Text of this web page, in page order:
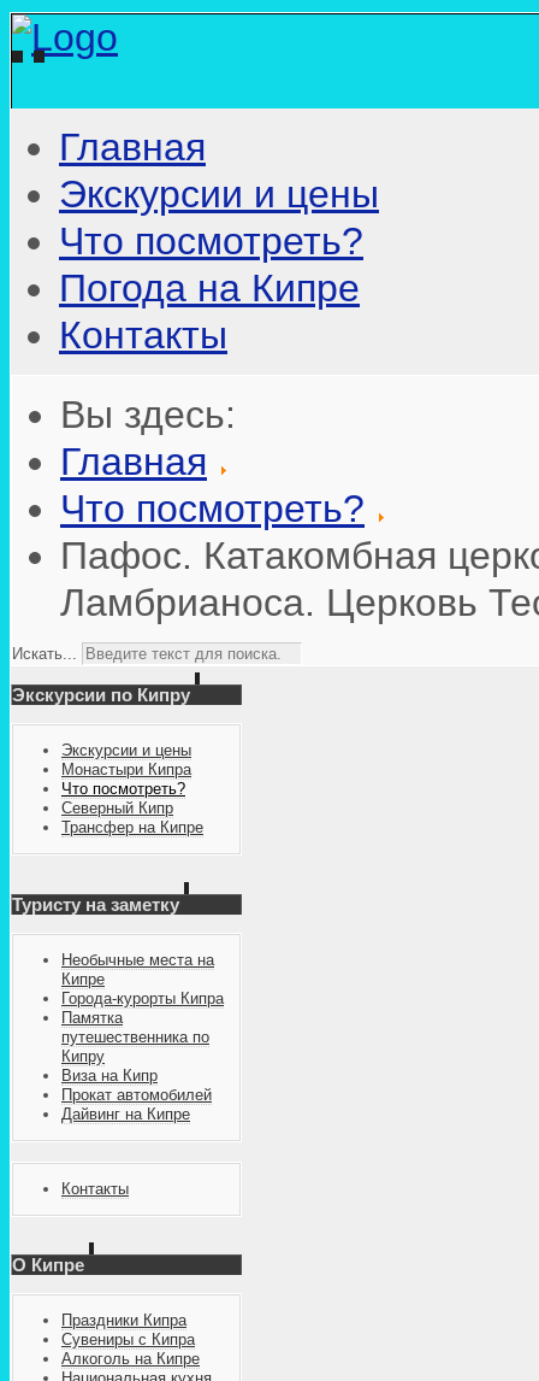
Главная
Экскурсии и цены
Что посмотреть?
Погода на Кипре
Контакты
Вы здесь:
Главная
Что посмотреть?
Пафос. Катакомбная
Ламбрианоса. Церковь
Искать...
Экскурсии по Кипру
Экскурсии и цены
Монастыри Кипра
Что посмотреть?
Северный Кипр
Трансфер на Кипре
Туристу на заметку
Необычные места на
Кипре
Города-курорты Кипра
Памятка
путешественника по
Кипру
Виза на Кипр
Прокат автомобилей
Дайвинг на Кипре
Контакты
О Кипре
Праздники Кипра
Сувениры с Кипра
Алкоголь на Кипре